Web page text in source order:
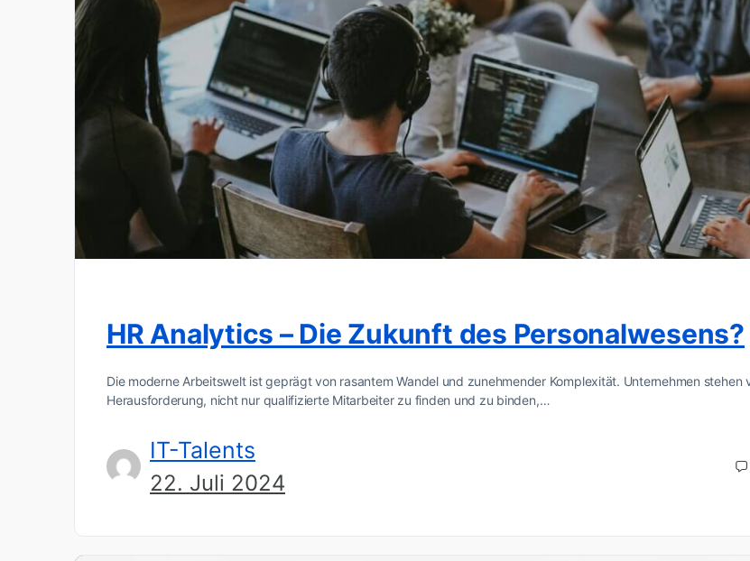
HR Analytics – Die Zukunft des Personalwesens?
Die moderne Arbeitswelt ist geprägt von rasantem Wandel und zunehmender Komplexität. Unternehmen stehen
Herausforderung, nicht nur qualifizierte Mitarbeiter zu finden und zu binden,…
IT-Talents
22. Juli 2024